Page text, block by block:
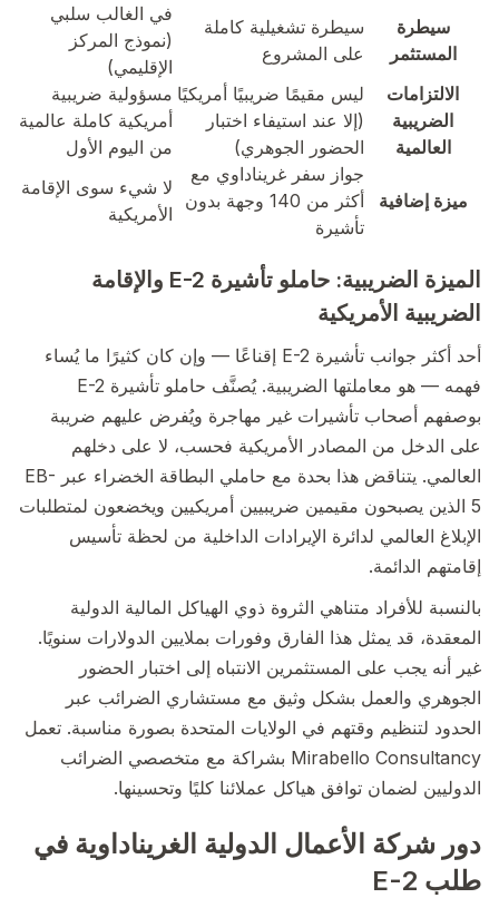
سيطرة
المستثمر
سيطرة تشغيلية كاملة
على المشروع
في الغالب سلبي
(نموذج المركز
الإقليمي)
الالتزامات
الضريبية
العالمية
ليس مقيمًا ضريبيًا أمريكيًا
(إلا عند استيفاء اختبار
الحضور الجوهري)
مسؤولية ضريبية
أمريكية كاملة عالمية
من اليوم الأول
ميزة إضافية
جواز سفر غريناداوي مع
أكثر من 140 وجهة بدون
تأشيرة
لا شيء سوى الإقامة
الأمريكية
الميزة الضريبية: حاملو تأشيرة E-2 والإقامة
الضريبية الأمريكية
أحد أكثر جوانب تأشيرة E-2 إقناعًا — وإن كان كثيرًا ما يُساء
فهمه — هو معاملتها الضريبية. يُصنَّف حاملو تأشيرة E-2
بوصفهم أصحاب تأشيرات غير مهاجرة ويُفرض عليهم ضريبة
على الدخل من المصادر الأمريكية فحسب، لا على دخلهم
العالمي. يتناقض هذا بحدة مع حاملي البطاقة الخضراء عبر EB-
5 الذين يصبحون مقيمين ضريبيين أمريكيين ويخضعون لمتطلبات
الإبلاغ العالمي لدائرة الإيرادات الداخلية من لحظة تأسيس
إقامتهم الدائمة.
بالنسبة للأفراد متناهي الثروة ذوي الهياكل المالية الدولية
المعقدة، قد يمثل هذا الفارق وفورات بملايين الدولارات سنويًا.
غير أنه يجب على المستثمرين الانتباه إلى اختبار الحضور
الجوهري والعمل بشكل وثيق مع مستشاري الضرائب عبر
الحدود لتنظيم وقتهم في الولايات المتحدة بصورة مناسبة. تعمل
Mirabello Consultancy بشراكة مع متخصصي الضرائب
الدوليين لضمان توافق هياكل عملائنا كليًا وتحسينها.
دور شركة الأعمال الدولية الغريناداوية في
طلب E-2